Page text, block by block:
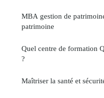
MBA gestion de
patrimoine
Quel centre de formation
?
Maîtriser la santé et